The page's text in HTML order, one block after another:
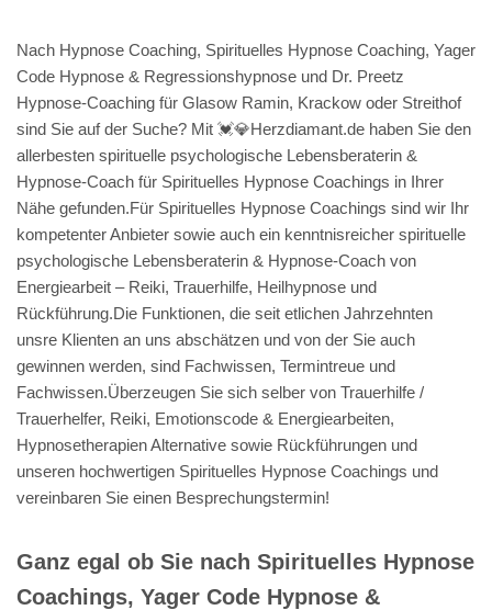
Nach Hypnose Coaching, Spirituelles Hypnose Coaching, Yager
Code Hypnose & Regressionshypnose und Dr. Preetz
Hypnose-Coaching für Glasow Ramin, Krackow oder Streithof
sind Sie auf der Suche? Mit 💓️💎Herzdiamant.de haben Sie den
allerbesten spirituelle psychologische Lebensberaterin &
Hypnose-Coach für Spirituelles Hypnose Coachings in Ihrer
Nähe gefunden.Für Spirituelles Hypnose Coachings sind wir Ihr
kompetenter Anbieter sowie auch ein kenntnisreicher spirituelle
psychologische Lebensberaterin & Hypnose-Coach von
Energiearbeit – Reiki, Trauerhilfe, Heilhypnose und
Rückführung.Die Funktionen, die seit etlichen Jahrzehnten
unsre Klienten an uns abschätzen und von der Sie auch
gewinnen werden, sind Fachwissen, Termintreue und
Fachwissen.Überzeugen Sie sich selber von Trauerhilfe /
Trauerhelfer, Reiki, Emotionscode & Energiearbeiten,
Hypnosetherapien Alternative sowie Rückführungen und
unseren hochwertigen Spirituelles Hypnose Coachings und
vereinbaren Sie einen Besprechungstermin!
Ganz egal ob Sie nach Spirituelles Hypnose
Coachings, Yager Code Hypnose &